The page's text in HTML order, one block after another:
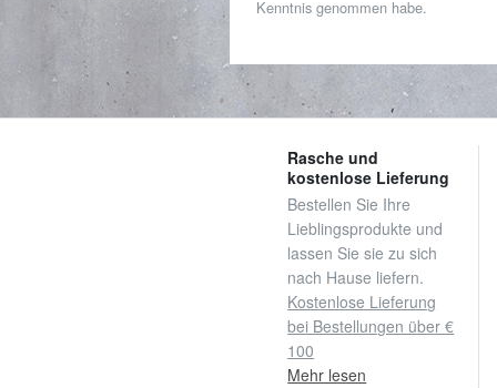
Kenntnis genommen habe.
Rasche und
kostenlose Lieferung
Bestellen Sie Ihre
Lieblingsprodukte und
lassen Sie sie zu sich
nach Hause liefern.
Kostenlose Lieferung
bei Bestellungen über €
100
Mehr lesen